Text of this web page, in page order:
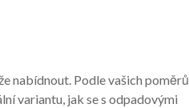
nabídnout. Podle vašich poměrů
variantu, jak se s odpadovými